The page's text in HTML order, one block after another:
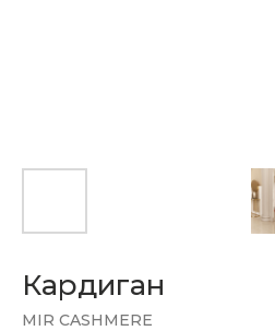
Кардиган
MIR CASHMERE